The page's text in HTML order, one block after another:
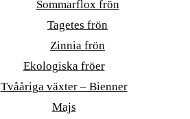
Sommarflox frön
Tagetes frön
Zinnia frön
Ekologiska fröer
Tvååriga växter – Bienner
Majs